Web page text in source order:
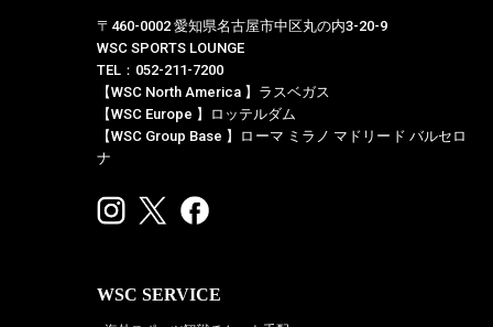
〒460-0002 愛知県名古屋市中区丸の内3-20-9
WSC SPORTS LOUNGE
TEL：052-211-7200
【WSC North America 】ラスベガス
【WSC Europe 】ロッテルダム
【WSC Group Base 】ローマ ミラノ マドリード バルセロ
ナ
WSC SERVICE